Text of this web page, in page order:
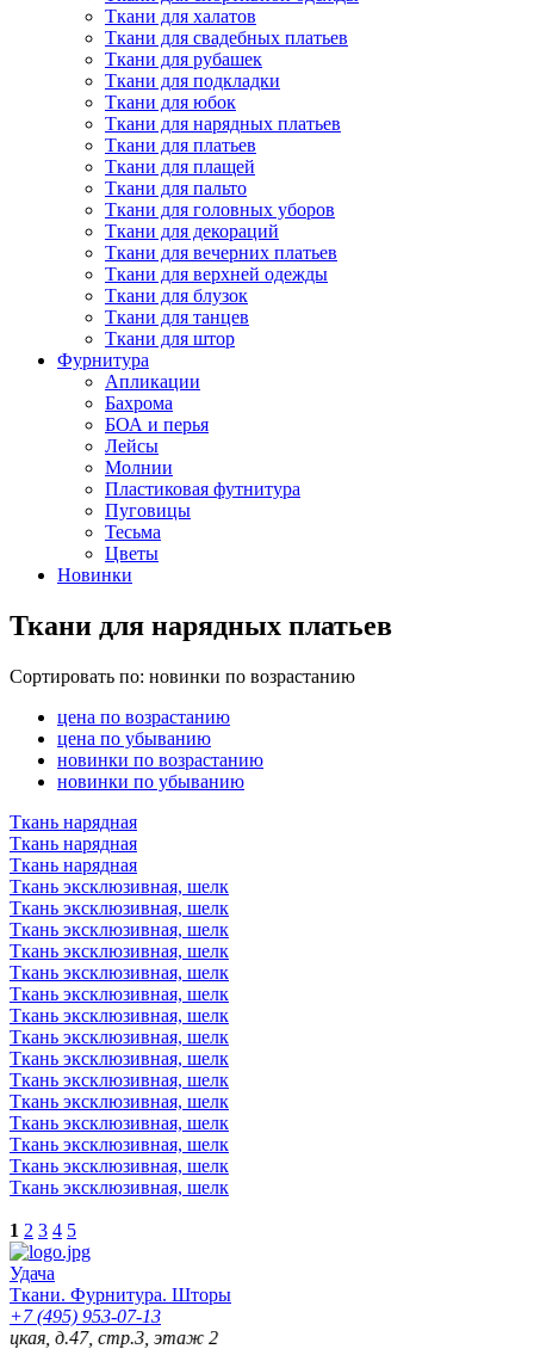
Ткани для халатов
Ткани для свадебных платьев
Ткани для рубашек
Ткани для подкладки
Ткани для юбок
Ткани для нарядных платьев
Ткани для платьев
Ткани для плащей
Ткани для пальто
Ткани для головных уборов
Ткани для декораций
Ткани для вечерних платьев
Ткани для верхней одежды
Ткани для блузок
Ткани для танцев
Ткани для штор
Фурнитура
Апликации
Бахрома
БОА и перья
Лейсы
Молнии
Пластиковая футнитура
Пуговицы
Тесьма
Цветы
Новинки
Ткани для нарядных платьев
Сортировать по: новинки по возрастанию
цена по возрастанию
цена по убыванию
новинки по возрастанию
новинки по убыванию
Ткань нарядная
Ткань нарядная
Ткань нарядная
Ткань эксклюзивная, шелк
Ткань эксклюзивная, шелк
Ткань эксклюзивная, шелк
Ткань эксклюзивная, шелк
Ткань эксклюзивная, шелк
Ткань эксклюзивная, шелк
Ткань эксклюзивная, шелк
Ткань эксклюзивная, шелк
Ткань эксклюзивная, шелк
Ткань эксклюзивная, шелк
Ткань эксклюзивная, шелк
Ткань эксклюзивная, шелк
Ткань эксклюзивная, шелк
Ткань эксклюзивная, шелк
Ткань эксклюзивная, шелк
1 2 3 4 5
Удача
Ткани. Фурнитура. Шторы
+7 (495) 953-07-13
стр.3, этаж 2